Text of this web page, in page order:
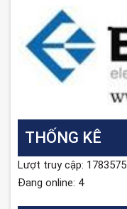
THỐNG KÊ
Lượt truy cập: 1783575
Đang online: 4